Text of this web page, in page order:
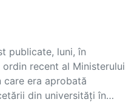
publicate, luni, în
recent al Ministerului
care era aprobată
din universități în…